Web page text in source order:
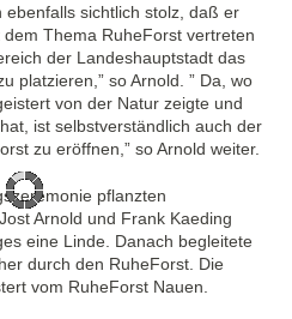
ebenfalls sichtlich stolz, daß er
Thema RuheForst vertreten
der Landeshauptstadt das
platzieren,” so Arnold. ” Da, wo
von der Natur zeigte und
ist selbstverständlich auch der
zu eröffnen,” so Arnold weiter.
pflanzten
Arnold und Frank Kaeding
eine Linde. Danach begleitete
durch den RuheForst. Die
vom RuheForst Nauen.